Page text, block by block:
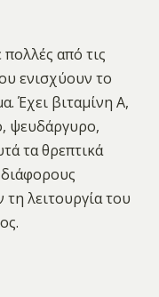
από τις
ενισχύουν το
Έχει βιταμίνη Α,
ψευδάργυρο,
τα θρεπτικά
λειτουργία του